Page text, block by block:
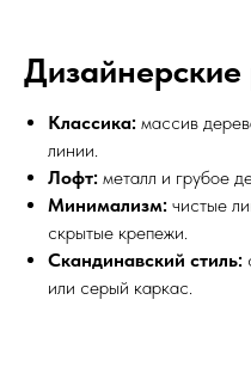
Классика: массив
линии.
Лофт: металл и грубое
Минимализм: чистые
скрытые крепежи.
Скандинавский стиль:
или серый каркас.